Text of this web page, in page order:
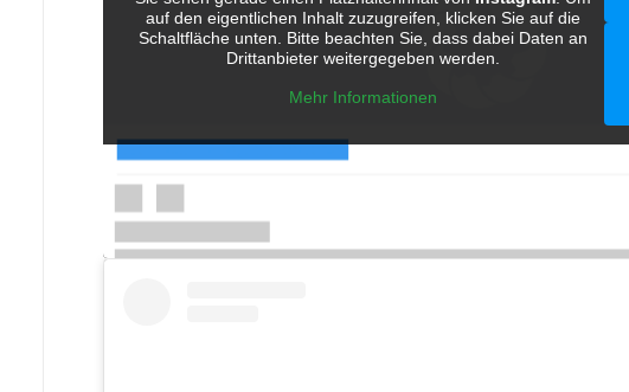
auf den eigentlichen Inhalt zuzugreifen, klicken Sie auf die
Schaltfläche unten. Bitte beachten Sie, dass dabei Daten an
Drittanbieter weitergegeben werden.
Mehr Informationen